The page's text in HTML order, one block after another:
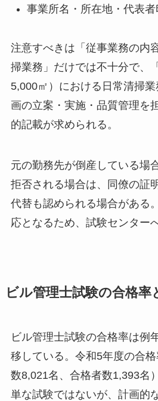
事業所名・所在地・代表者
注意すべきは「従事業務の内
掃業務」だけでは不十分で、
5,000㎡）における日常清掃
画の立案・実施・品質管理を
的記載が求められる。
元の勤務先が倒産している場
拒否される場合は、同僚の証
代替も認められる場合がある
応となるため、試験センター
ビル管理士試験の合格率
ビル管理士試験の合格率は例
移している。令和5年度の合
数8,021名、合格者数1,393名
単な試験ではないが、計画的